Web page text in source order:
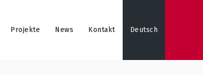
Projekte News Kontakt Deutsch